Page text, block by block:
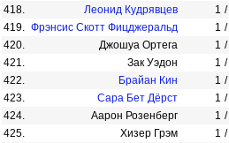
418.
Леонид Кудрявцев 1 /
419. Фрэнсис Скотт Фицджеральд 1 /
420.
Джошуа Ортега 1 /
421.
Зак Уэдон 1 /
422.
Брайан Кин 1 /
423.
Сара Бет Дёрст 1 /
424.
Аарон Розенберг 1 /
425.
Хизер Грэм 1 /